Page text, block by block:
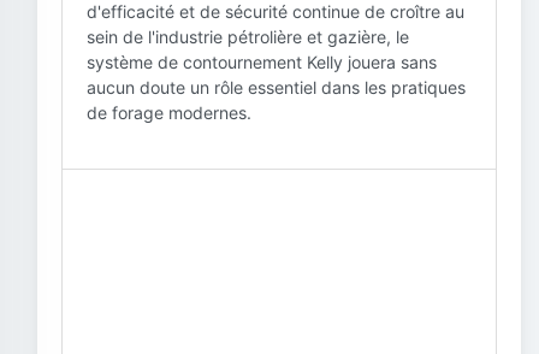
d'efficacité et de sécurité continue de croître au
sein de l'industrie pétrolière et gazière, le
système de contournement Kelly jouera sans
aucun doute un rôle essentiel dans les pratiques
de forage modernes.